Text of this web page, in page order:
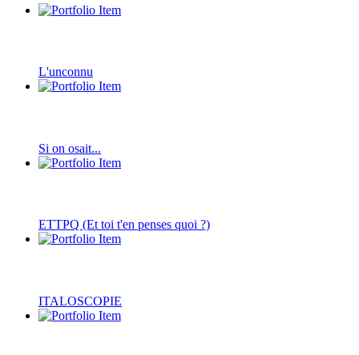
L'unconnu
Si on osait...
ETTPQ (Et toi t'en penses quoi ?)
ITALOSCOPIE